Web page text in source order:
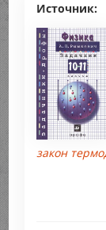
Источник:
закон